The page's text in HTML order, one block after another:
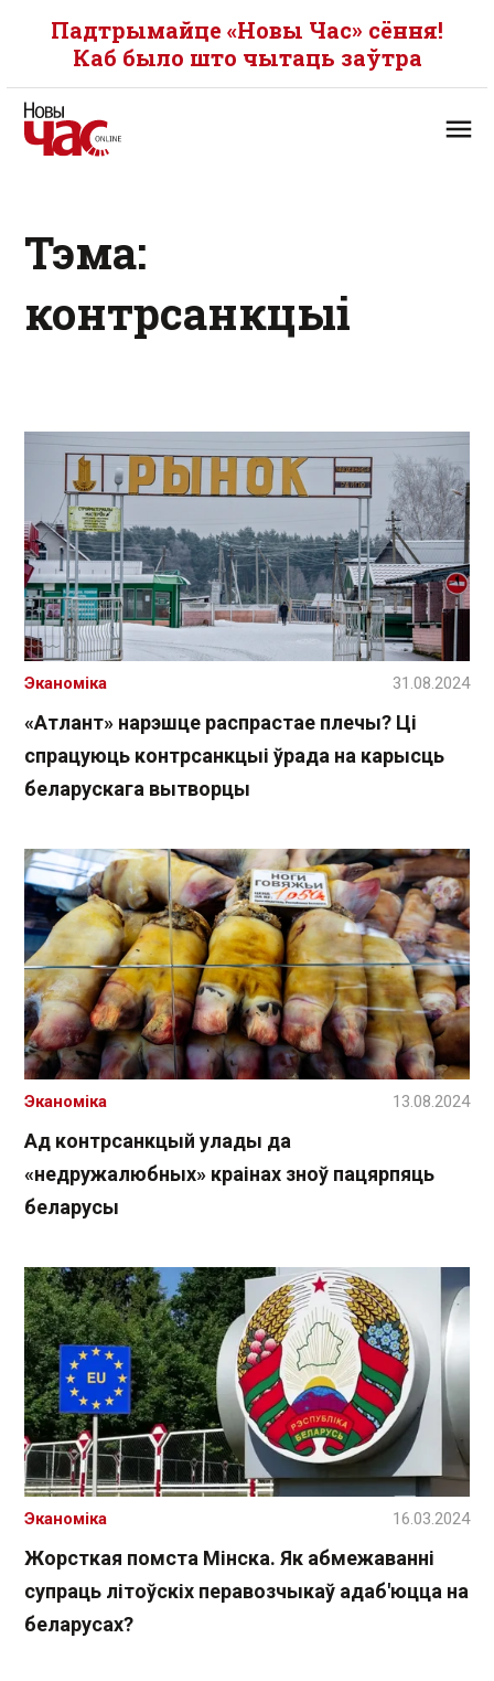
Падтрымайце «Новы Час» сёння!
Каб было што чытаць заўтра
Тэма:
контрсанкцыі
«Атлант» нарэшце распрастае плечы? Ці
спрацуюць контрсанкцыі ўрада на карысць
беларускага вытворцы
Эканоміка 31.08.2024
Ад контрсанкцый улады да
«недружалюбных» краінах зноў пацярпяць
беларусы
Эканоміка 13.08.2024
Жорсткая помста Мінска. Як абмежаванні
супраць літоўскіх перавозчыкаў адаб'юцца на
беларусах?
Эканоміка 16.03.2024